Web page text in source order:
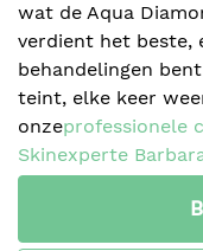
wat de Aqua
verdient het beste,
behandelingen
teint, elke keer
onzeprofessionele
Skinexperte